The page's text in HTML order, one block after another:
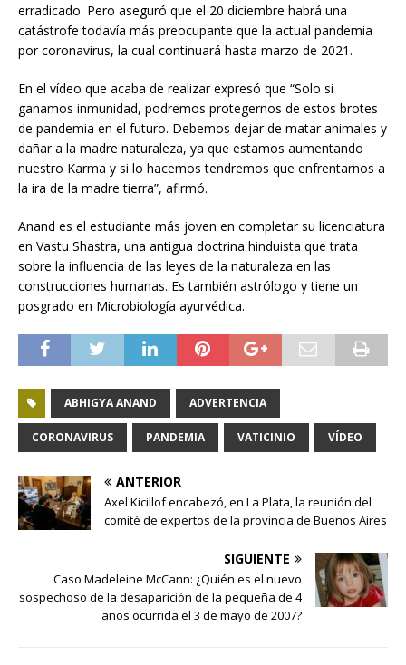
erradicado. Pero aseguró que el 20 diciembre habrá una
catástrofe todavía más preocupante que la actual pandemia
por coronavirus, la cual continuará hasta marzo de 2021.
En el vídeo que acaba de realizar expresó que “Solo si
ganamos inmunidad, podremos protegernos de estos brotes
de pandemia en el futuro. Debemos dejar de matar animales y
dañar a la madre naturaleza, ya que estamos aumentando
nuestro Karma y si lo hacemos tendremos que enfrentarnos a
la ira de la madre tierra”, afirmó.
Anand es el estudiante más joven en completar su licenciatura
en Vastu Shastra, una antigua doctrina hinduista que trata
sobre la influencia de las leyes de la naturaleza en las
construcciones humanas. Es también astrólogo y tiene un
posgrado en Microbiología ayurvédica.
ABHIGYA ANAND ADVERTENCIA
CORONAVIRUS PANDEMIA VATICINIO VÍDEO
ANTERIOR
Axel Kicillof encabezó, en La Plata, la reunión del
comité de expertos de la provincia de Buenos Aires
SIGUIENTE
Caso Madeleine McCann: ¿Quién es el nuevo
sospechoso de la desaparición de la pequeña de 4
años ocurrida el 3 de mayo de 2007?